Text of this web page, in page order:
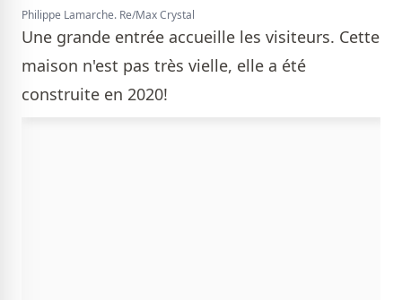
Philippe Lamarche. Re/Max Crystal
Une grande entrée accueille les visiteurs. Cette
maison n'est pas très vielle, elle a été
construite en 2020!